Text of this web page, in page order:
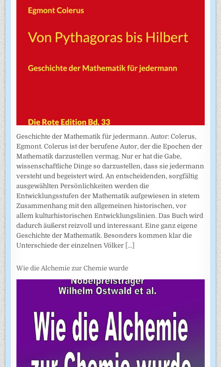
Geschichte der Mathematik für jedermann. Autor: Colerus,
Egmont. Colerus ist der berufene Autor, der die Epochen der
Mathematik darzustellen vermag. Nur er hat die Gabe,
wissenschaftliche Dinge so darzustellen, dass sie jedermann
versteht und begeistert wird. An entscheidenden, sorgfältig
ausgewählten Persönlichkeiten werden die
Entwicklungsstufen der Mathematik aufgewiesen in stetem
Zusammenhang mit den allgemeinen historischen, vor
allem kulturhistorischen Entwicklungslinien. Das Buch wird
dadurch äußerst reizvoll und interessant. Eine ganz eigene
Geschichte der Mathematik. Besonders kommen klar die
Unterschiede der einzelnen Völker [...]
Wie die Alchemie zur Chemie wurde